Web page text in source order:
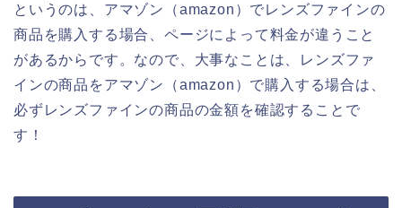
というのは、アマゾン（amazon）でレンズファインの
商品を購入する場合、ページによって料金が違うこと
があるからです。なので、大事なことは、レンズファ
インの商品をアマゾン（amazon）で購入する場合は、
必ずレンズファインの商品の金額を確認することで
す！